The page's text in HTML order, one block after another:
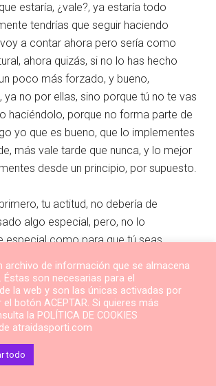
estaría, ¿vale?, ya estaría todo
tendrías que seguir haciendo
a contar ahora pero sería como
ahora quizás, si no lo has hecho
poco más forzado, y bueno,
ya no por ellas, sino porque tú no te vas
haciéndolo, porque no forma parte de
yo que es bueno, que lo implementes
más vale tarde que nunca, y lo mejor
desde un principio, por supuesto.
tu actitud, no debería de
algo especial, pero, no lo
especial como para que tú seas
te ha pasado más veces o te pasa
normal que pase con otras relaciones,
esta, que esta relación ha subido
pero tú tienes otras relaciones, o has
a ese nivel, con lo cual, para ti
pero no es el único, ¿de
archivo de información que se almacena
Éstas son necesarias para el
la web y son las únicas activadas por
botón ACEPTAR. Si quieres más
la POLÍTICA DE COOKIES
atraidasporti.com
todo